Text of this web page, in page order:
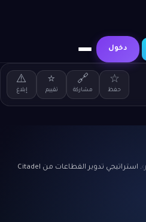
دخول
☆
حفظ
🔗
مشاركة
⭐
تقييم
⚠️
إبلاغ
›. استراتيجي تدوير القطاعات من Citadel